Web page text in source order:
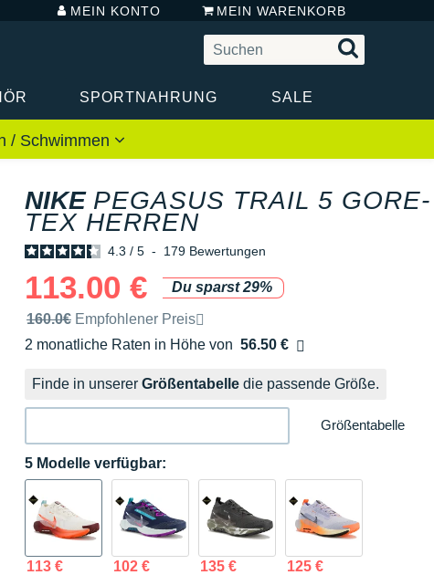
MEIN KONTO MEIN WARENKORB
SPORTNAHRUNG SALE
/ Schwimmen
NIKE PEGASUS TRAIL 5 GORE-
TEX HERREN
4.3 / 5 - 179 Bewertungen
113.00 €
Du sparst 29%
Unverbindliche Preisempfehlung der Marke
160.0€ Empfohlener Preis
2 monatliche Raten in Höhe von 56.50 €
Ohne Zusatzkosten
Finde in unserer Größentabelle die passende Größe.
Größentabelle
5 Modelle verfügbar:
113 € 102 € 135 € 125 €